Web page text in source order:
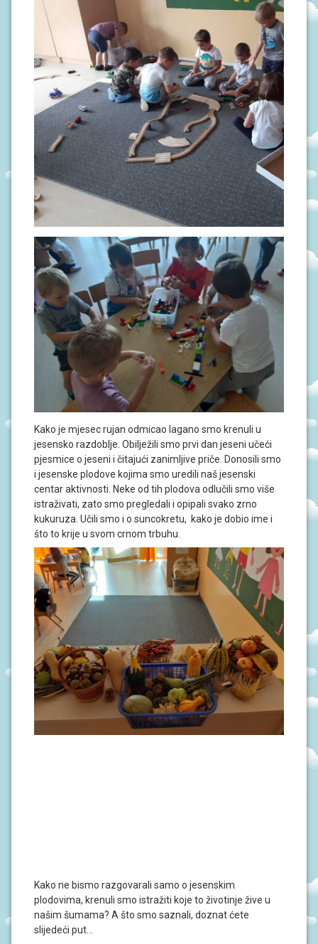
Kako je mjesec rujan odmicao lagano smo krenuli u
jesensko razdoblje. Obilježili smo prvi dan jeseni učeći
pjesmice o jeseni i čitajući zanimljive priče. Donosili smo
i jesenske plodove kojima smo uredili naš jesenski
centar aktivnosti. Neke od tih plodova odlučili smo više
istraživati, zato smo pregledali i opipali svako zrno
kukuruza. Učili smo i o suncokretu, kako je dobio ime i
što to krije u svom crnom trbuhu.
Kako ne bismo razgovarali samo o jesenskim
plodovima, krenuli smo istražiti koje to životinje žive u
našim šumama? A što smo saznali, doznat ćete
slijedeći put…